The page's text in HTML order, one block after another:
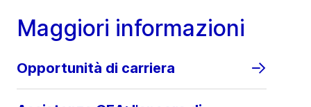
Maggiori informazioni
Opportunità di carriera